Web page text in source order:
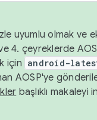
uyumlu olmak ve
4. çeyreklerde
için android-
AOSP'ye
başlıklı makaleyi